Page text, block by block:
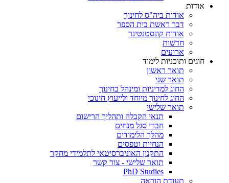
אודות
אודות ביה"ס לחינוך
דבר ראשת בית הספר
אודות קונסטנטינר
חדשות
ארועים
חוגים ותוכניות לימוד
תואר ראשון
תואר שני
החוג למדיניות ומינהל בחינוך
החוג לחינוך מיוחד ולייעוץ חינוכי
תואר שלישי
תנאי הקבלה ותהליך הרישום
חברי סגל מנחים
מהלך הלימודים
הנחיות וטפסים
התקנון האוניברסיטאי לתלמידי מחקר
תואר שלישי - צור קשר
PhD Studies
תעודת הוראה